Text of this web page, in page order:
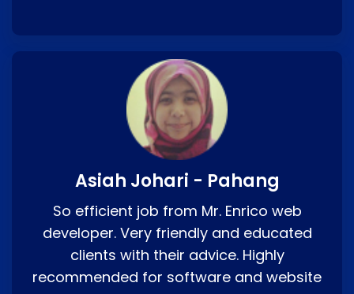
Asiah Johari - Pahang
So efficient job from Mr. Enrico web
developer. Very friendly and educated
clients with their advice. Highly
recommended for software and website